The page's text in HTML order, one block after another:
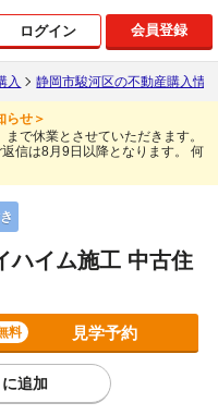
ログイン 会員登録
入 静岡市駿河区の不動産購入情
らせ＞
で休業とさせていただきます。
信は8月9日以降となります。
何
ハイム施工 中古住
見学予約
料
追加